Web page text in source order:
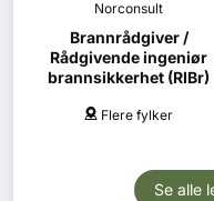
Norconsult
Brannrådgiver /
Rådgivende ingeniør
brannsikkerhet (RIBr)
Flere fylker
Se alle